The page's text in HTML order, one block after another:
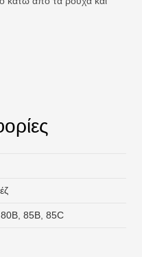
,80B ,85B ,85C